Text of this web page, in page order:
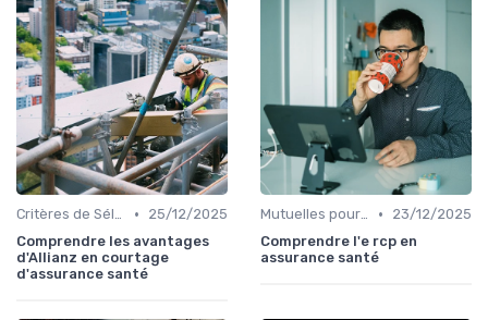
Critères de Sélection •
25/12/2025
Comprendre les avantages
d'Allianz en courtage
d'assurance santé
Mutuelles pour Professionnels •
23/12/2025
Comprendre l'e rcp en
assurance santé